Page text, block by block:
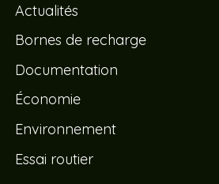
Actualités
Bornes de recharge
Documentation
Économie
Environnement
Essai routier